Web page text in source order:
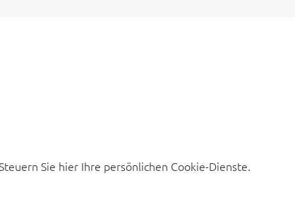
Sie hier Ihre persönlichen Cookie-Dienste.